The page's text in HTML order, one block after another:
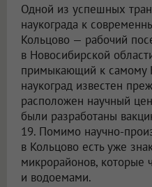
Одной из успешных
наукограда к
Кольцово — рабочий
в Новосибирской
примыкающий к самому
наукоград известен
расположен научный
были разработаны
19. Помимо научно-
в Кольцово есть уже
микрорайонов, которые
и водоемами.